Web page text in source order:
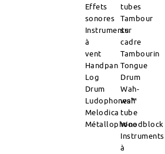
Effets
sonores
Instruments
à
vent
Handpan
Log
Drum
Ludophones™
Melodica
Métallophone
tubes
Tambour
sur
cadre
Tambourin
Tongue
Drum
Wah-
wah
tube
Woodblock
Instruments
à